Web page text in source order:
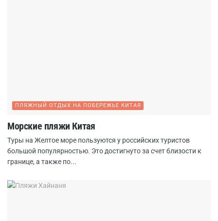
ПЛЯЖНЫЙ ОТДЫХ НА ПОБЕРЕЖЬЕ КИТАЯ
Морские пляжи Китая
Туры на Желтое море пользуются у российских туристов
большой популярностью. Это достигнуто за счет близости к
границе, а также по...